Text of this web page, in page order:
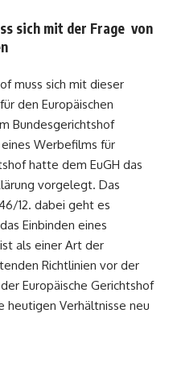
sich mit der Frage von
muss sich mit dieser
den Europäischen
Bundesgerichtshof
Werbefilms für
hatte dem EuGH das
vorgelegt. Das
12. dabei geht es
Einbinden eines
als einer Art der
Richtlinien vor der
Europäische Gerichtshof
heutigen Verhältnisse neu